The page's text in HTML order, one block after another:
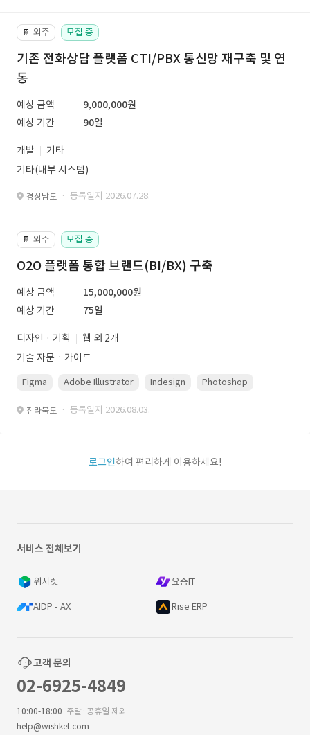
📔 외주 모집 중
기존 전화상담 플랫폼 CTI/PBX 통신망 재구축 및 연
동
예상 금액
9,000,000원
예상 기간
90일
개발
기타
기타(내부 시스템)
경상남도 · 등록일자 2026.07.28.
📔 외주 모집 중
O2O 플랫폼 통합 브랜드(BI/BX) 구축
예상 금액
15,000,000원
예상 기간
75일
디자인 · 기획
웹 외 2개
기술 자문ㆍ가이드
Figma Adobe Illustrator Indesign Photoshop
전라북도 · 등록일자 2026.08.03.
로그인하여 편리하게 이용하세요!
서비스 전체보기
위시켓 요즘IT
AIDP - AX Rise ERP
고객 문의
02-6925-4849
10:00-18:00 주말·공휴일 제외
help@wishket.com